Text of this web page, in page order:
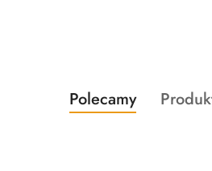
Pomiń karuzelę produktów
Produkty
o
Polecamy